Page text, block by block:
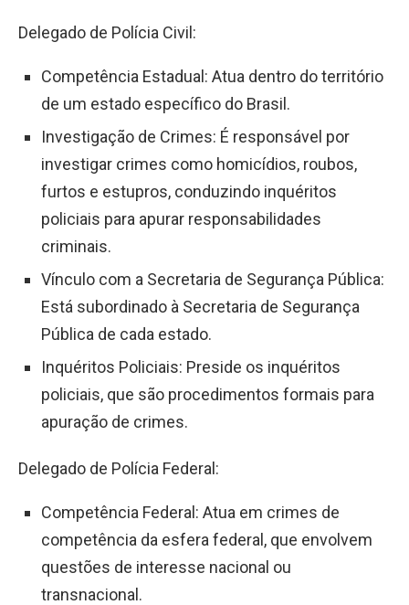
Delegado de Polícia Civil:
Competência Estadual: Atua dentro do território
de um estado específico do Brasil.
Investigação de Crimes: É responsável por
investigar crimes como homicídios, roubos,
furtos e estupros, conduzindo inquéritos
policiais para apurar responsabilidades
criminais.
Vínculo com a Secretaria de Segurança Pública:
Está subordinado à Secretaria de Segurança
Pública de cada estado.
Inquéritos Policiais: Preside os inquéritos
policiais, que são procedimentos formais para
apuração de crimes.
Delegado de Polícia Federal:
Competência Federal: Atua em crimes de
competência da esfera federal, que envolvem
questões de interesse nacional ou
transnacional.